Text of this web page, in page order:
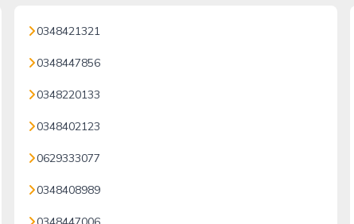
0348421321
0348447856
0348220133
0348402123
0629333077
0348408989